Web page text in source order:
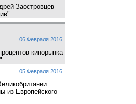
Заостровцев
06 Февраля 2016
кинорынка
05 Февраля 2016
из Европейского